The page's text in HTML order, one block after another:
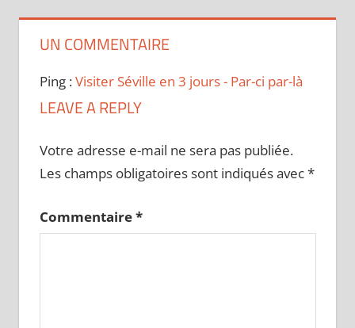
UN COMMENTAIRE
Ping :Visiter Séville en 3 jours - Par-ci par-là
LEAVE A REPLY
Votre adresse e-mail ne sera pas publiée.
Les champs obligatoires sont indiqués avec*
Commentaire*